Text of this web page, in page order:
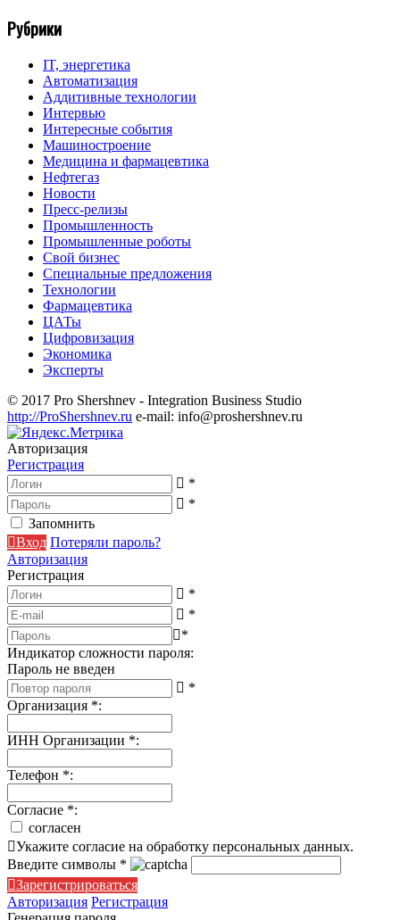
Рубрики
IT, энергетика
Автоматизация
Аддитивные технологии
Интервью
Интересные события
Машиностроение
Медицина и фармацевтика
Нефтегаз
Новости
Пресс-релизы
Промышленность
Промышленные роботы
Свой бизнес
Специальные предложения
Технологии
Фармацевтика
ЦАТы
Цифровизация
Экономика
Эксперты
© 2017 Pro Shershnev - Integration Business Studio
http://ProShershnev.ru e-mail: info@proshershnev.ru
Авторизация
Регистрация
*
*
Запомнить
Вход Потеряли пароль?
Авторизация
Регистрация
*
*
*
Индикатор сложности пароля:
Пароль не введен
*
Организация *:
ИНН Организации *:
Телефон *:
Согласие *:
согласен
Укажите согласие на обработку персональных данных.
Введите символы *
Зарегистрироваться
Авторизация Регистрация